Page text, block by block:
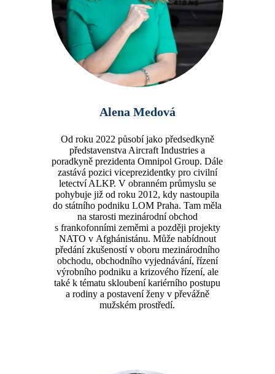
Alena Medová
Od roku 2022 působí jako předsedkyně
představenstva Aircraft Industries a
poradkyně prezidenta Omnipol Group. Dále
zastává pozici viceprezidentky pro civilní
letectví ALKP. V obranném průmyslu se
pohybuje již od roku 2012, kdy nastoupila
do státního podniku LOM Praha. Tam měla
na starosti mezinárodní obchod
s frankofonními zeměmi a později projekty
NATO v Afghánistánu. Může nabídnout
předání zkušeností v oboru mezinárodního
obchodu, obchodního vyjednávání, řízení
výrobního podniku a krizového řízení, ale
také k tématu skloubení kariérního postupu
a rodiny a postavení ženy v převážně
mužském prostředí.